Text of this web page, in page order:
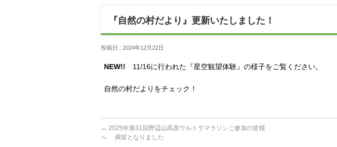
『自然の村だより』更新いたしました！
投稿日 : 2024年12月22日
NEW!! 11/16に行われた『星空観望体験』の様子をご覧ください。
自然の村だよりをチェック！
← 2025年第31回野辺山高原ウルトラマラソンご参加の皆様
へ 満室となりました